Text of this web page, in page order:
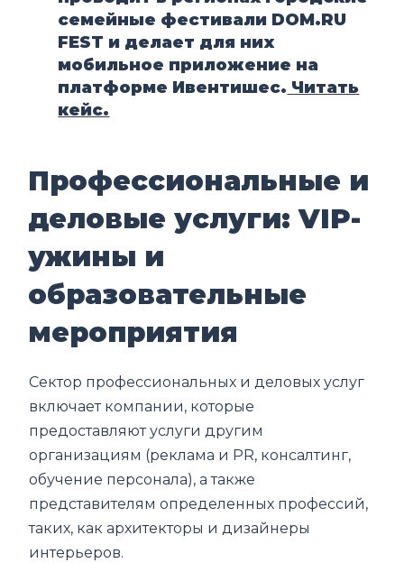
семейные фестивали DOM.RU
FEST и делает для них
мобильное приложение на
платформе Ивентишес. Читать
кейс.
Профессиональные и
деловые услуги: VIP-
ужины и
образовательные
мероприятия
Сектор профессиональных и деловых услуг
включает компании, которые
предоставляют услуги другим
организациям (реклама и PR, консалтинг,
обучение персонала), а также
представителям определенных профессий,
таких, как архитекторы и дизайнеры
интерьеров.